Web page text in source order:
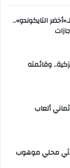
التايكوندو»..
وقائمته
ألعاب
محلي موهوب